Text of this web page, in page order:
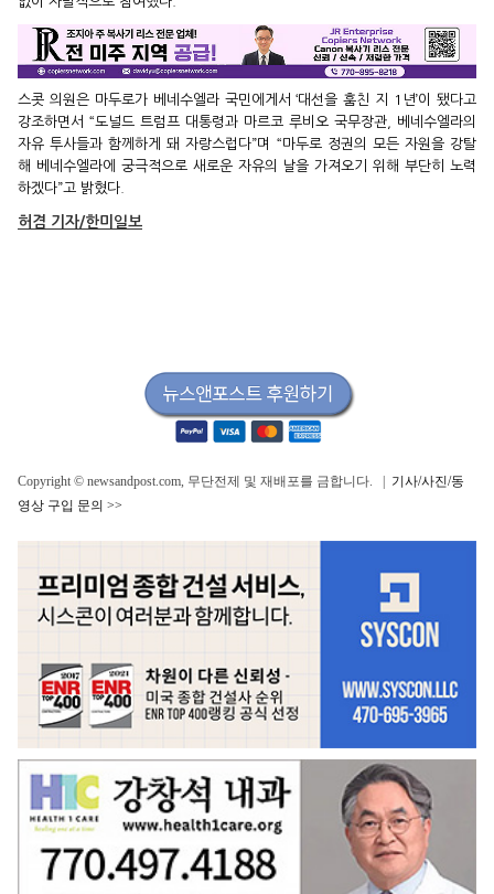
스콧 의원은 마두로가 베네수엘라 국민에게서 ‘대선을 훔친 지 1년’이 됐다고
강조하면서 “도널드 트럼프 대통령과 마르코 루비오 국무장관, 베네수엘라의
자유 투사들과 함께하게 돼 자랑스럽다”며 “마두로 정권의 모든 자원을 강탈
해 베네수엘라에 궁극적으로 새로운 자유의 날을 가져오기 위해 부단히 노력
하겠다”고 밝혔다.
허겸 기자/한미일보
Copyright © newsandpost.com, 무단전제 및 재배포를 금합니다. | 기사/사진/동
영상 구입 문의 >>